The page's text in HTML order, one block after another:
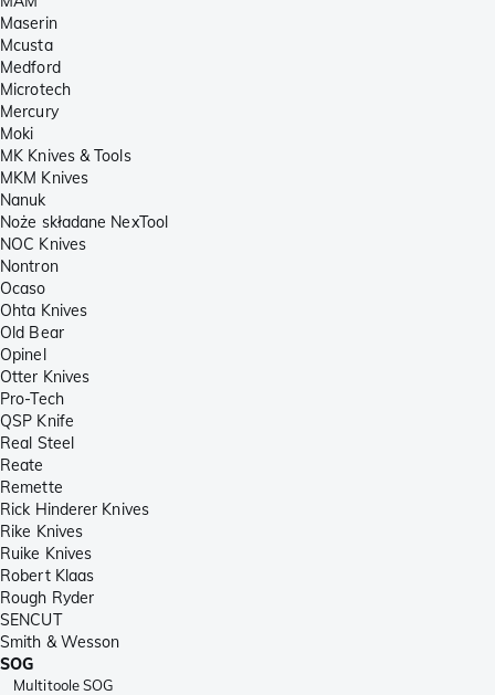
Maserin
Mcusta
Medford
Microtech
Mercury
Moki
MK Knives & Tools
MKM Knives
Nanuk
Noże składane NexTool
NOC Knives
Nontron
Ocaso
Ohta Knives
Old Bear
Opinel
Otter Knives
Pro-Tech
QSP Knife
Real Steel
Reate
Remette
Rick Hinderer Knives
Rike Knives
Ruike Knives
Robert Klaas
Rough Ryder
SENCUT
Smith & Wesson
SOG
Multitoole SOG